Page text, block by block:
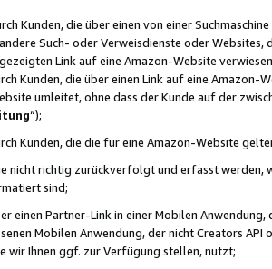
Kunden, die über einen von einer
Such- oder Verweisdienste oder Websites,
Link auf eine Amazon-Website
Kunden, die über einen Link auf eine
umleitet, ohne dass der Kunde auf der
“);
Kunden, die die für eine Amazon-Website
nicht richtig zurückverfolgt und erfasst werden,
sind;
einen Partner-Link in einer Mobilen
Mobilen Anwendung, der nicht Creators
wir Ihnen ggf. zur Verfügung stellen, nutzt;